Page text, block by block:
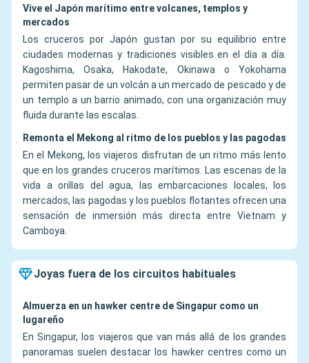
Vive el Japón marítimo entre volcanes, templos y
mercados
Los cruceros por Japón gustan por su equilibrio entre
ciudades modernas y tradiciones visibles en el día a día.
Kagoshima, Osaka, Hakodate, Okinawa o Yokohama
permiten pasar de un volcán a un mercado de pescado y de
un templo a un barrio animado, con una organización muy
fluida durante las escalas.
Remonta el Mekong al ritmo de los pueblos y las pagodas
En el Mekong, los viajeros disfrutan de un ritmo más lento
que en los grandes cruceros marítimos. Las escenas de la
vida a orillas del agua, las embarcaciones locales, los
mercados, las pagodas y los pueblos flotantes ofrecen una
sensación de inmersión más directa entre Vietnam y
Camboya.
Joyas fuera de los circuitos habituales
Almuerza en un hawker centre de Singapur como un
lugareño
En Singapur, los viajeros que van más allá de los grandes
panoramas suelen destacar los hawker centres como un